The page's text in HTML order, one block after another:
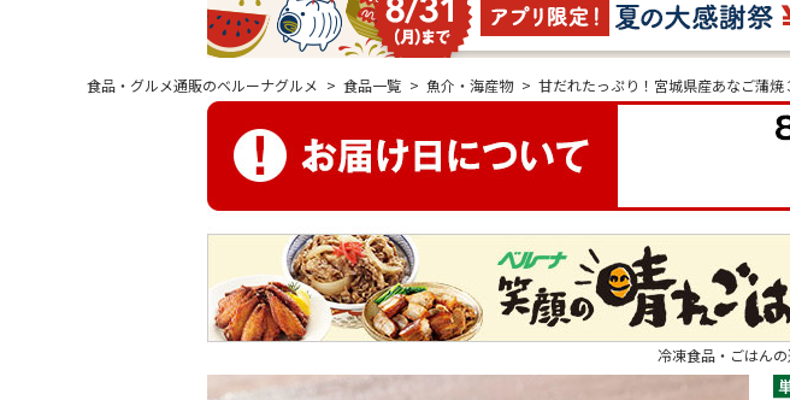
食品・グルメ通販のベルーナグルメ > 食品一覧 > 魚介・海産物 > 甘だれたっぷり！宮城県産あなご蒲焼
冷凍食品・ごはんの